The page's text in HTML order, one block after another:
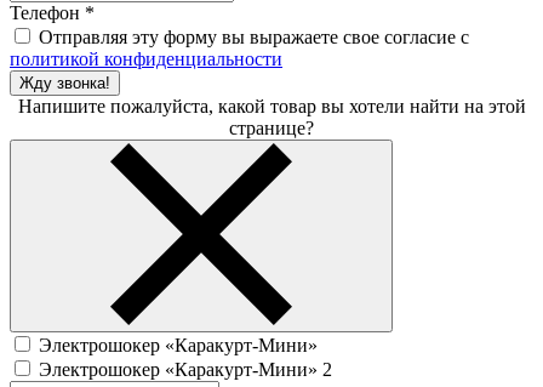
Телефон *
Отправляя эту форму вы выражаете свое согласие с
политикой конфиденциальности
Жду звонка!
Напишите пожалуйста, какой товар вы хотели найти на этой
странице?
Электрошокер «Каракурт-Мини»
Электрошокер «Каракурт-Мини» 2